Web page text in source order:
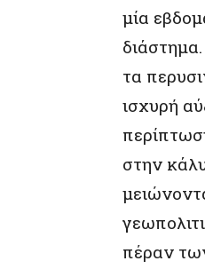
μία
τα
ισχυρή
στην
πέραν